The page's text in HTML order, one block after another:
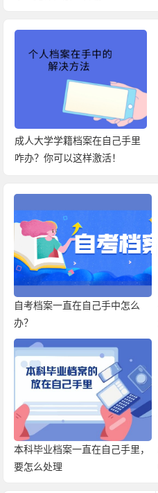
成人大学学籍档案在自己手里
咋办？你可以这样激活！
自考档案一直在自己手中怎么
办？
本科毕业档案一直在自己手里，
要怎么处理